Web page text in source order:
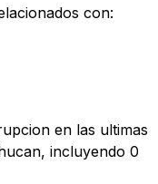
con:
en las ultimas
incluyendo 0